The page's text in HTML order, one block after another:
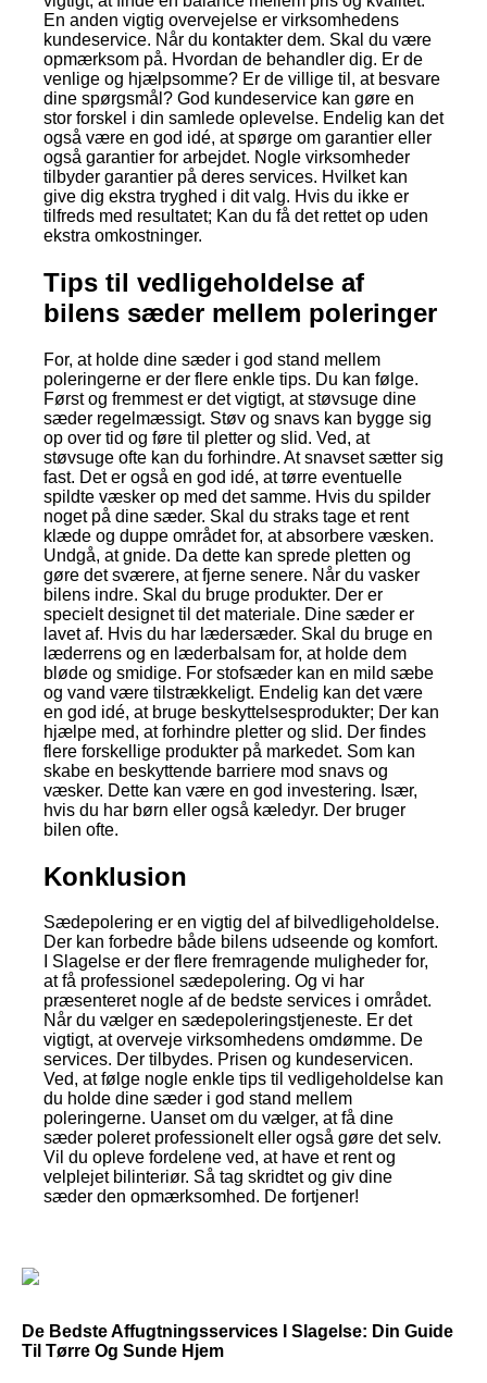
En anden vigtig overvejelse er virksomhedens
kundeservice. Når du kontakter dem. Skal du være
opmærksom på. Hvordan de behandler dig. Er de
venlige og hjælpsomme? Er de villige til, at besvare
dine spørgsmål? God kundeservice kan gøre en
stor forskel i din samlede oplevelse. Endelig kan det
også være en god idé, at spørge om garantier eller
også garantier for arbejdet. Nogle virksomheder
tilbyder garantier på deres services. Hvilket kan
give dig ekstra tryghed i dit valg. Hvis du ikke er
tilfreds med resultatet; Kan du få det rettet op uden
ekstra omkostninger.
Tips til vedligeholdelse af
bilens sæder mellem poleringer
For, at holde dine sæder i god stand mellem
poleringerne er der flere enkle tips. Du kan følge.
Først og fremmest er det vigtigt, at støvsuge dine
sæder regelmæssigt. Støv og snavs kan bygge sig
op over tid og føre til pletter og slid. Ved, at
støvsuge ofte kan du forhindre. At snavset sætter sig
fast. Det er også en god idé, at tørre eventuelle
spildte væsker op med det samme. Hvis du spilder
noget på dine sæder. Skal du straks tage et rent
klæde og duppe området for, at absorbere væsken.
Undgå, at gnide. Da dette kan sprede pletten og
gøre det sværere, at fjerne senere. Når du vasker
bilens indre. Skal du bruge produkter. Der er
specielt designet til det materiale. Dine sæder er
lavet af. Hvis du har lædersæder. Skal du bruge en
læderrens og en læderbalsam for, at holde dem
bløde og smidige. For stofsæder kan en mild sæbe
og vand være tilstrækkeligt. Endelig kan det være
en god idé, at bruge beskyttelsesprodukter; Der kan
hjælpe med, at forhindre pletter og slid. Der findes
flere forskellige produkter på markedet. Som kan
skabe en beskyttende barriere mod snavs og
væsker. Dette kan være en god investering. Især,
hvis du har børn eller også kæledyr. Der bruger
bilen ofte.
Konklusion
Sædepolering er en vigtig del af bilvedligeholdelse.
Der kan forbedre både bilens udseende og komfort.
I Slagelse er der flere fremragende muligheder for,
at få professionel sædepolering. Og vi har
præsenteret nogle af de bedste services i området.
Når du vælger en sædepoleringstjeneste. Er det
vigtigt, at overveje virksomhedens omdømme. De
services. Der tilbydes. Prisen og kundeservicen.
Ved, at følge nogle enkle tips til vedligeholdelse kan
du holde dine sæder i god stand mellem
poleringerne. Uanset om du vælger, at få dine
sæder poleret professionelt eller også gøre det selv.
Vil du opleve fordelene ved, at have et rent og
velplejet bilinteriør. Så tag skridtet og giv dine
sæder den opmærksomhed. De fortjener!
De Bedste Affugtningsservices I Slagelse: Din Guide
Til Tørre Og Sunde Hjem